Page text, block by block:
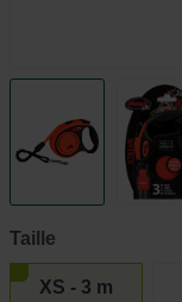
Taille
XS - 3 m